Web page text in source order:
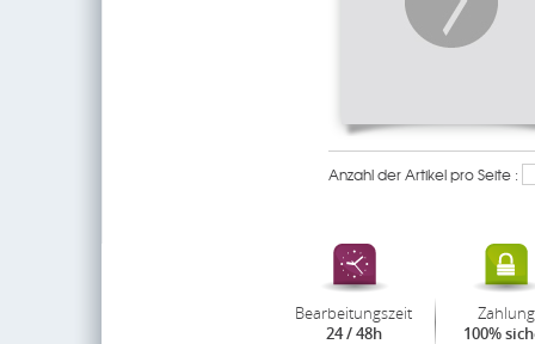
Anzahl der Artikel pro Seite :
Bearbeitungszeit
24 / 48h
Zahlung
100%